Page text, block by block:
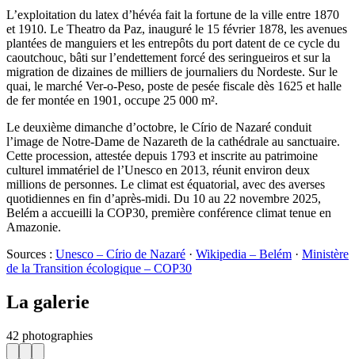
L’exploitation du latex d’hévéa fait la fortune de la ville entre 1870
et 1910. Le Theatro da Paz, inauguré le 15 février 1878, les avenues
plantées de manguiers et les entrepôts du port datent de ce cycle du
caoutchouc, bâti sur l’endettement forcé des seringueiros et sur la
migration de dizaines de milliers de journaliers du Nordeste. Sur le
quai, le marché Ver-o-Peso, poste de pesée fiscale dès 1625 et halle
de fer montée en 1901, occupe 25 000 m².
Le deuxième dimanche d’octobre, le Círio de Nazaré conduit
l’image de Notre-Dame de Nazareth de la cathédrale au sanctuaire.
Cette procession, attestée depuis 1793 et inscrite au patrimoine
culturel immatériel de l’Unesco en 2013, réunit environ deux
millions de personnes. Le climat est équatorial, avec des averses
quotidiennes en fin d’après-midi. Du 10 au 22 novembre 2025,
Belém a accueilli la COP30, première conférence climat tenue en
Amazonie.
Sources : Unesco – Círio de Nazaré · Wikipedia – Belém · Ministère
de la Transition écologique – COP30
La galerie
42 photographies